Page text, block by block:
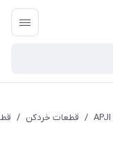
/ قطعات خردکن /